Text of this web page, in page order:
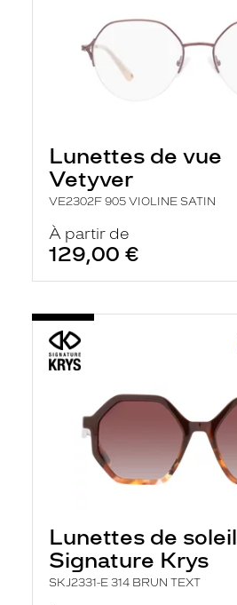
Lunettes de vue
Vetyver
VE2302F 905 VIOLINE SATIN
À partir de
129,00 €
Lunettes de soleil
Signature Krys
SKJ2331-E 314 BRUN TEXT